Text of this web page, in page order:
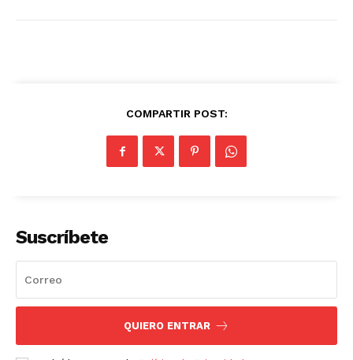
COMPARTIR POST:
Suscríbete
QUIERO ENTRAR